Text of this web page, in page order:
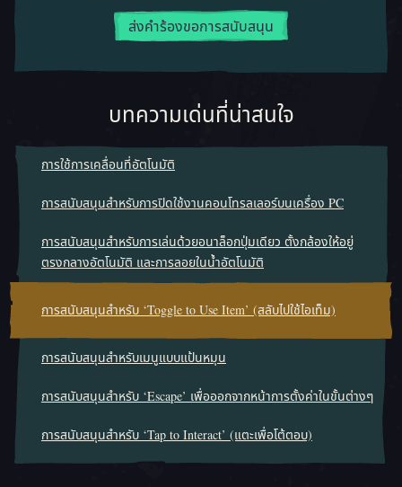
ส่งคำร้องขอการสนับสนุน
บทความเด่นที่น่าสนใจ
การใช้การเคลื่อนที่อัตโนมัติ
การสนับสนุนสำหรับการปิดใช้งานคอนโทรลเลอร์บนเครื่อง PC
การสนับสนุนสำหรับการเล่นด้วยอนาล็อกปุ่มเดียว ตั้งกล้องให้อยู่
ตรงกลางอัตโนมัติ และการลอยในน้ำอัตโนมัติ
การสนับสนุนสำหรับ ‘Toggle to Use Item’ (สลับไปใช้ไอเท็ม)
การสนับสนุนสำหรับเมนูแบบแป้นหมุน
การสนับสนุนสำหรับ ‘Escape’ เพื่อออกจากหน้าการตั้งค่าในขั้นต่างๆ
การสนับสนุนสำหรับ ‘Tap to Interact’ (แตะเพื่อโต้ตอบ)